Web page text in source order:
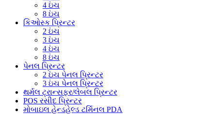
4 ઇંચ
8 ઇંચ
કિઓસ્ક પ્રિન્ટર
2 ઇંચ
3 ઇંચ
4 ઇંચ
8 ઇંચ
પેનલ પ્રિન્ટર
2 ઇંચ પેનલ પ્રિન્ટર
3 ઇંચ પેનલ પ્રિન્ટર
થર્મલ ટ્રાન્સફર/લેબલ પ્રિન્ટર
POS રસીદ પ્રિન્ટર
મોબાઇલ હેન્ડહેલ્ડ ટર્મિનલ PDA